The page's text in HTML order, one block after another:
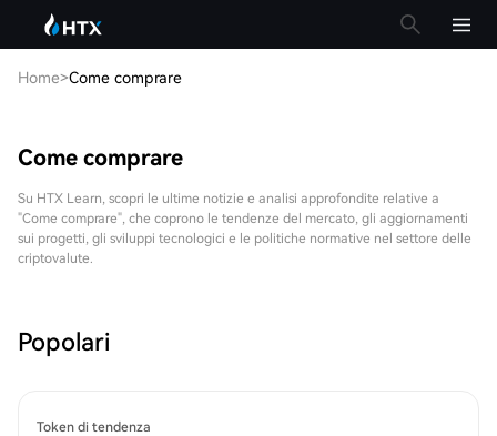
Home>Come comprare
Come comprare
Su HTX Learn, scopri le ultime notizie e analisi approfondite relative a
"Come comprare", che coprono le tendenze del mercato, gli aggiornamenti
sui progetti, gli sviluppi tecnologici e le politiche normative nel settore delle
criptovalute.
Popolari
Token di tendenza